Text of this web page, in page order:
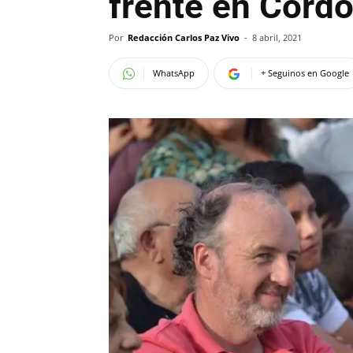
Por Redacción Carlos Paz Vivo - 8 abril, 2021
WhatsApp + Seguinos en Google